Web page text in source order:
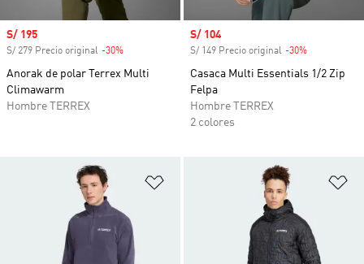
Precio de venta
S/ 195
S/ 279 Precio original -30%
Anorak de polar Terrex Multi
Climawarm
Hombre TERREX
Precio de venta
S/ 104
S/ 149 Precio original -30%
Casaca Multi Essentials 1/2 Zip
Felpa
Hombre TERREX
2 colores
Añadir a la lista de deseos